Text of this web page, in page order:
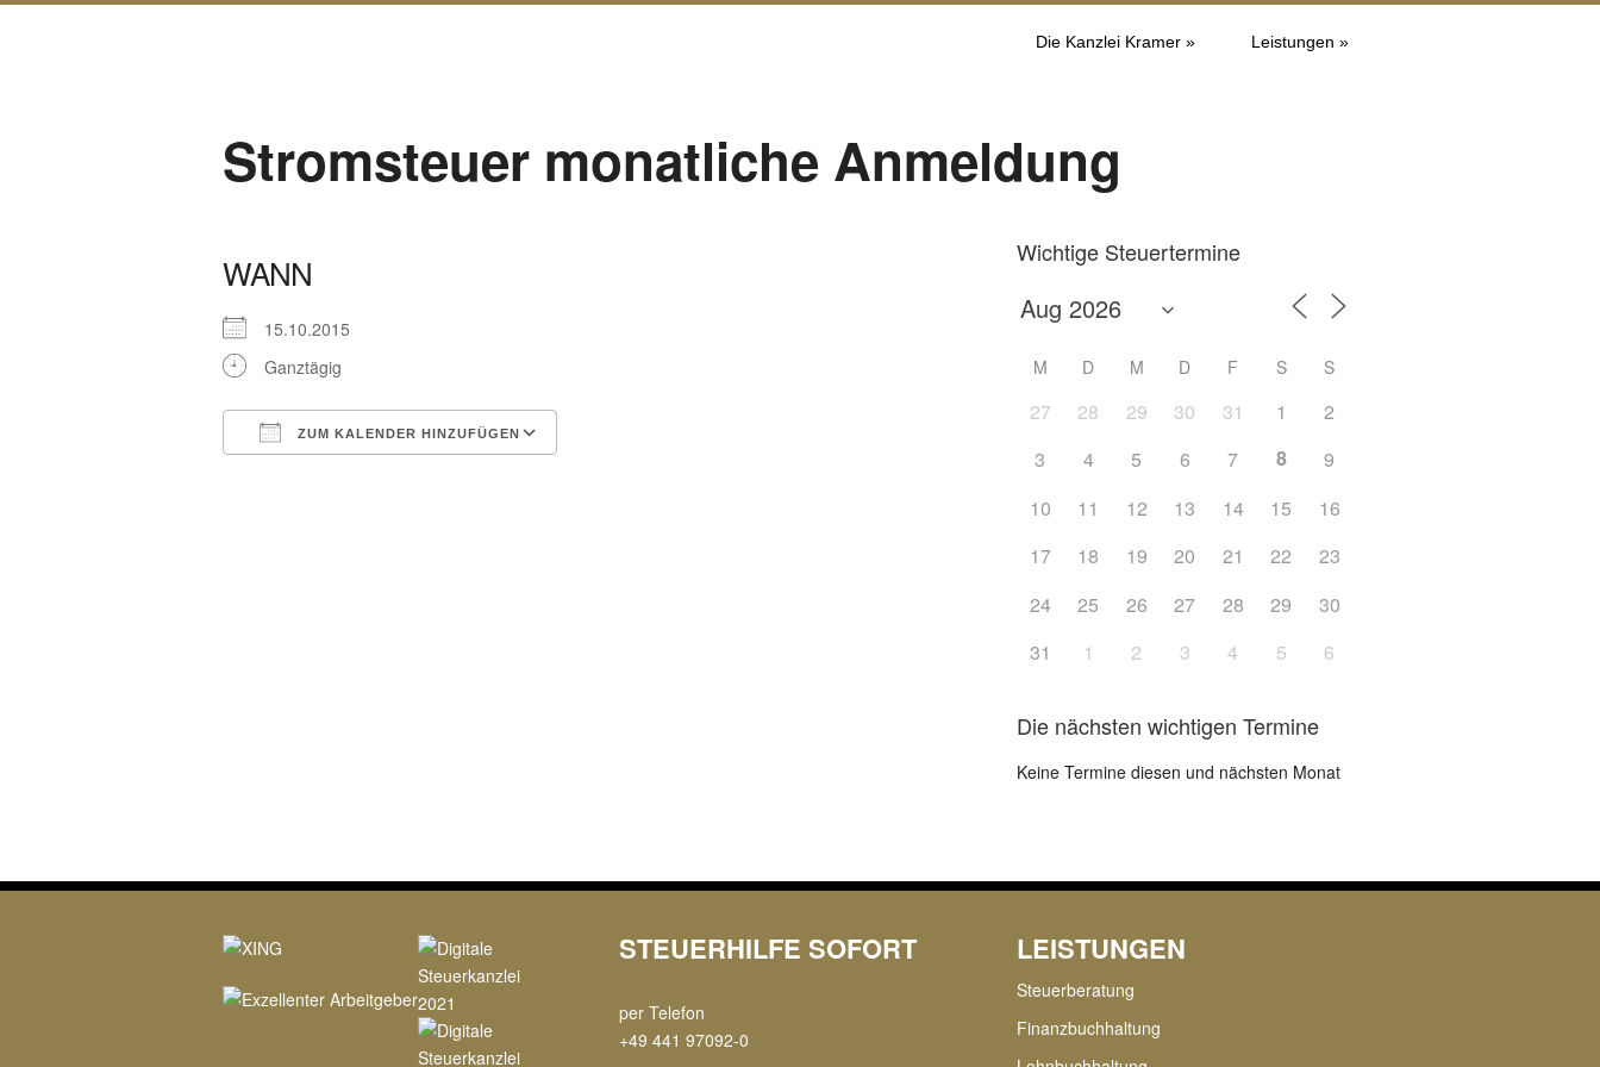
Die Kanzlei Kramer » Leistungen »
Stromsteuer monatliche Anmeldung
WANN
15.10.2015
Ganztägig
ZUM KALENDER HINZUFÜGEN
Wichtige Steuertermine
M D M D F S S
27 28 29 30 31 1
2
3
4 5 6 7 8
9
10
11 12 13 14 15
16
17
18 19 20 21 22
23
24
25 26 27 28 29
30
31
1 2 3 4 5 6
Die nächsten wichtigen Termine
Keine Termine diesen und nächsten Monat
STEUERHILFE SOFORT
per Telefon
+49 441 97092-0
LEISTUNGEN
Steuerberatung
Finanzbuchhaltung